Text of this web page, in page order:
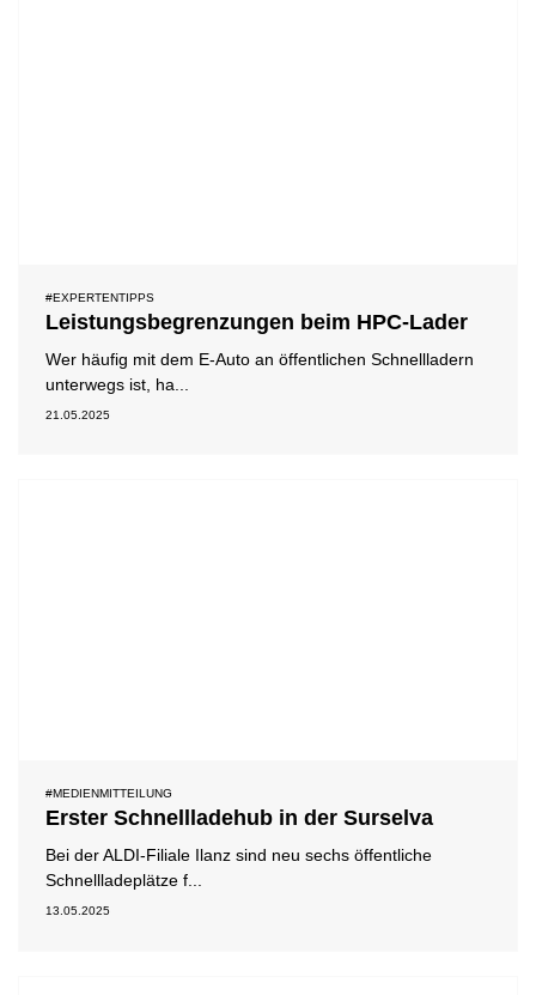
#EXPERTENTIPPS
Leistungsbegrenzungen beim HPC-Lader
Wer häufig mit dem E-Auto an öffentlichen Schnellladern
unterwegs ist, ha...
21.05.2025
#MEDIENMITTEILUNG
Erster Schnellladehub in der Surselva
Bei der ALDI-Filiale Ilanz sind neu sechs öffentliche
Schnellladeplätze f...
13.05.2025